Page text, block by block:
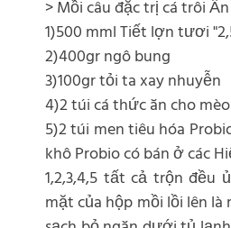
> Mồi câu đặc trị cá trôi
1)500 mml Tiết lợn tươi
2)400gr ngô bung
3)100gr tỏi ta xay nhuyễn
4)2 túi cá thức ăn cho
5)2 túi men tiêu hóa
khô Probio có bán ở các
1,2,3,4,5 tất cả trộn đều
mặt của hộp mồi lồi lên